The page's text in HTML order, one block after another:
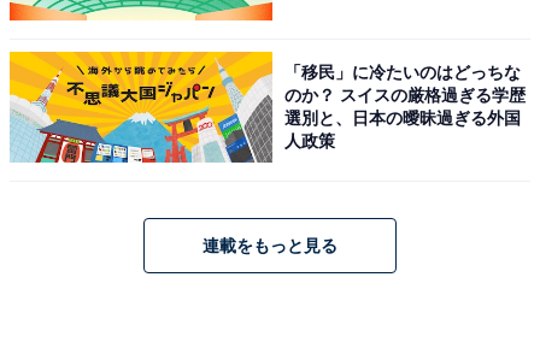
と紫色や赤色に変化します。比重の重いハニーレモンシ
ロップとの組み合わせが、「ラベンダーレモネード」と
いう商品開発のポイントと言えるでしょう。
「移民」に冷たいのはどっちな
のか？ スイスの厳格過ぎる学歴
選別と、日本の曖昧過ぎる外国
人政策
連載をもっと見る